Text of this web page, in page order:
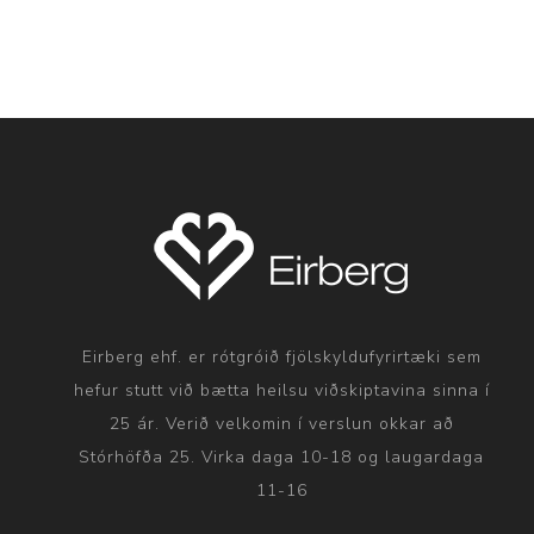
Eirberg ehf. er rótgróið fjölskyldufyrirtæki sem
hefur stutt við bætta heilsu viðskiptavina sinna í
25 ár. Verið velkomin í verslun okkar að
Stórhöfða 25. Virka daga 10-18 og laugardaga
11-16